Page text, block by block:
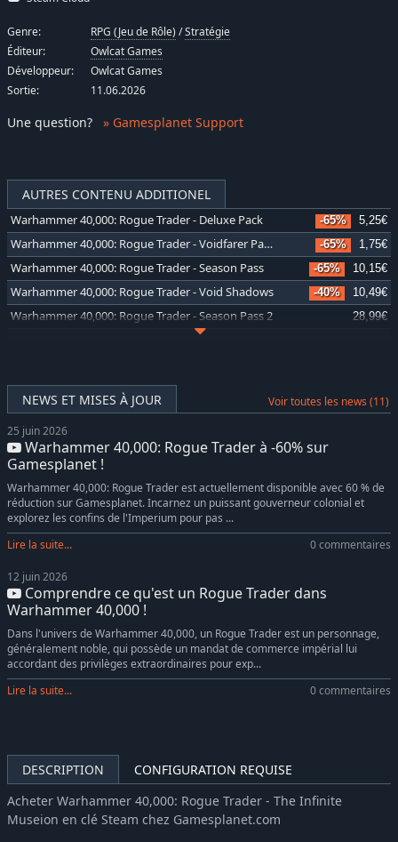
AUTRES CONTENU ADDITIONEL
Warhammer 40,000: Rogue Trader - Deluxe Pack -65% 5,25€
Warhammer 40,000: Rogue Trader - Voidfarer Pack -65% 1,75€
Warhammer 40,000: Rogue Trader - Season Pass -65% 10,15€
Warhammer 40,000: Rogue Trader - Void Shadows -40% 10,49€
Warhammer 40,000: Rogue Trader - Season Pass 2 28,99€
NEWS ET MISES À JOUR Voir toutes les news (11)
25 juin 2026
Warhammer 40,000: Rogue Trader à -60% sur
Gamesplanet !
Warhammer 40,000: Rogue Trader est actuellement disponible avec 60 % de
réduction sur Gamesplanet. Incarnez un puissant gouverneur colonial et
explorez les confins de l'Imperium pour pas ...
Lire la suite...
0 commentaires
12 juin 2026
Comprendre ce qu'est un Rogue Trader dans
Warhammer 40,000 !
Dans l'univers de Warhammer 40,000, un Rogue Trader est un personnage,
généralement noble, qui possède un mandat de commerce impérial lui
accordant des privilèges extraordinaires pour exp...
Lire la suite...
0 commentaires
DESCRIPTION
CONFIGURATION REQUISE
Acheter Warhammer 40,000: Rogue Trader - The Infinite
Museion en clé Steam chez Gamesplanet.com
Genre: RPG (Jeu de Rôle) /Stratégie
Éditeur:
Owlcat Games
Développeur:
Owlcat Games
Sortie:
11.06.2026
Une question? » Gamesplanet Support